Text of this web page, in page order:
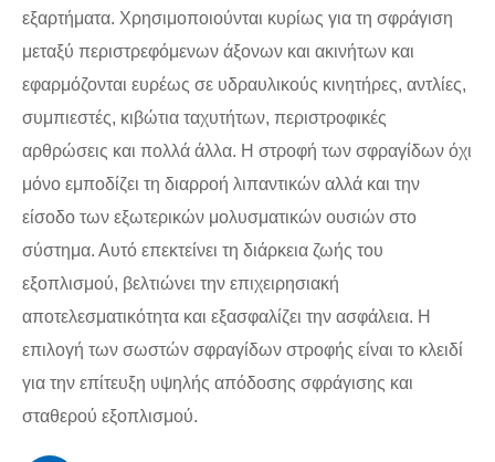
εξαρτήματα. Χρησιμοποιούνται κυρίως για τη σφράγιση
μεταξύ περιστρεφόμενων άξονων και ακινήτων και
εφαρμόζονται ευρέως σε υδραυλικούς κινητήρες, αντλίες,
συμπιεστές, κιβώτια ταχυτήτων, περιστροφικές
αρθρώσεις και πολλά άλλα. Η στροφή των σφραγίδων όχι
μόνο εμποδίζει τη διαρροή λιπαντικών αλλά και την
είσοδο των εξωτερικών μολυσματικών ουσιών στο
σύστημα. Αυτό επεκτείνει τη διάρκεια ζωής του
εξοπλισμού, βελτιώνει την επιχειρησιακή
αποτελεσματικότητα και εξασφαλίζει την ασφάλεια. Η
επιλογή των σωστών σφραγίδων στροφής είναι το κλειδί
για την επίτευξη υψηλής απόδοσης σφράγισης και
σταθερού εξοπλισμού.